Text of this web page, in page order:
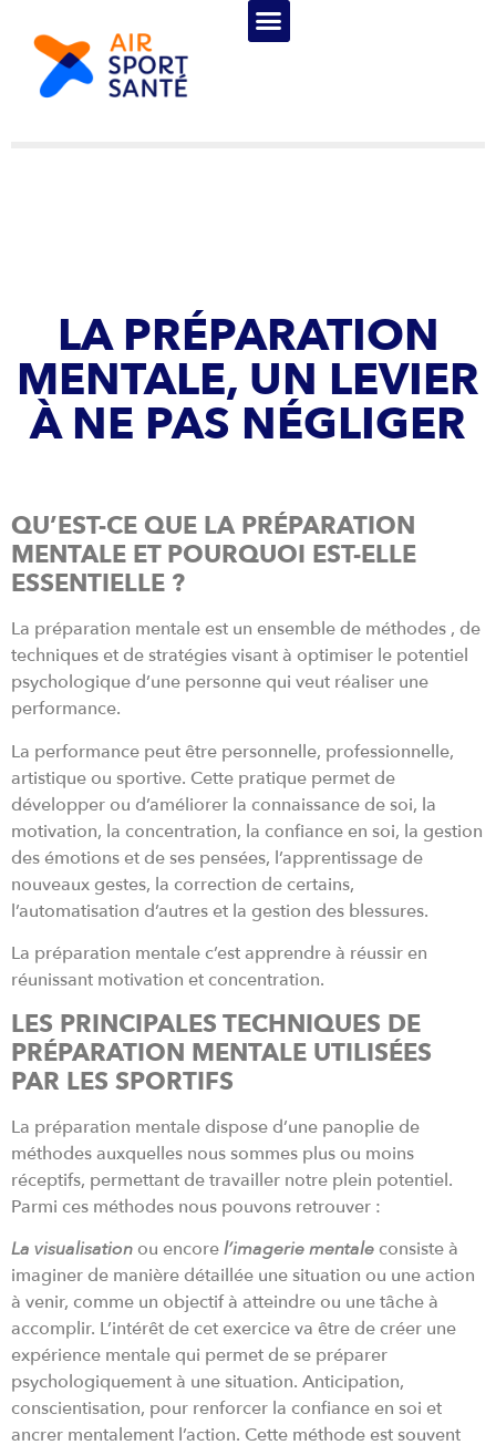
LA PRÉPARATION
MENTALE, UN LEVIER
À NE PAS NÉGLIGER
QU’EST-CE QUE LA PRÉPARATION
MENTALE ET POURQUOI EST-ELLE
ESSENTIELLE ?
La préparation mentale est un ensemble de méthodes , de
techniques et de stratégies visant à optimiser le potentiel
psychologique d’une personne qui veut réaliser une
performance.
La performance peut être personnelle, professionnelle,
artistique ou sportive. Cette pratique permet de
développer ou d’améliorer la connaissance de soi, la
motivation, la concentration, la confiance en soi, la gestion
des émotions et de ses pensées, l’apprentissage de
nouveaux gestes, la correction de certains,
l’automatisation d’autres et la gestion des blessures.
La préparation mentale c’est apprendre à réussir en
réunissant motivation et concentration.
LES PRINCIPALES TECHNIQUES DE
PRÉPARATION MENTALE UTILISÉES
PAR LES SPORTIFS
La préparation mentale dispose d’une panoplie de
méthodes auxquelles nous sommes plus ou moins
réceptifs, permettant de travailler notre plein potentiel.
Parmi ces méthodes nous pouvons retrouver :
La visualisation ou encorel’imagerie mentale consiste à
imaginer de manière détaillée une situation ou une action
à venir, comme un objectif à atteindre ou une tâche à
accomplir. L’intérêt de cet exercice va être de créer une
expérience mentale qui permet de se préparer
psychologiquement à une situation. Anticipation,
conscientisation, pour renforcer la confiance en soi et
ancrer mentalement l’action. Cette méthode est souvent